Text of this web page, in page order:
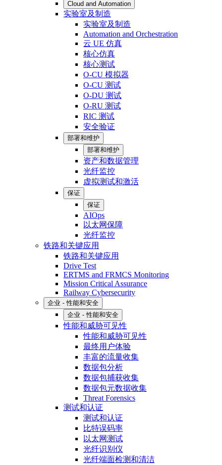
Cloud and Automation
实验室及制造
实验室及制造
Automation and Orchestration
云 UE 仿真
核心仿真
核心测试
O-CU 模拟器
O-CU 测试
O-DU 测试
O-RU 测试
RIC 测试
安全验证
部署和维护
部署和维护
资产和数据管理
光纤监控
虚拟测试和激活
保证
保证
AIOps
以太网保障
光纤监控
铁路和关键应用
铁路和关键应用
Drive Test
ERTMS and FRMCS Monitoring
Mission Critical Assurance
Railway Cybersecurity
企业 - 性能和安全
企业 - 性能和安全
性能和威胁可见性
性能和威胁可见性
最终用户体验
丰富的流量收集
数据包分析
数据包捕获收集
数据包元数据收集
Threat Forensics
测试和认证
测试和认证
比特误码率
以太网测试
光纤识别仪
光纤端面检测和清洁